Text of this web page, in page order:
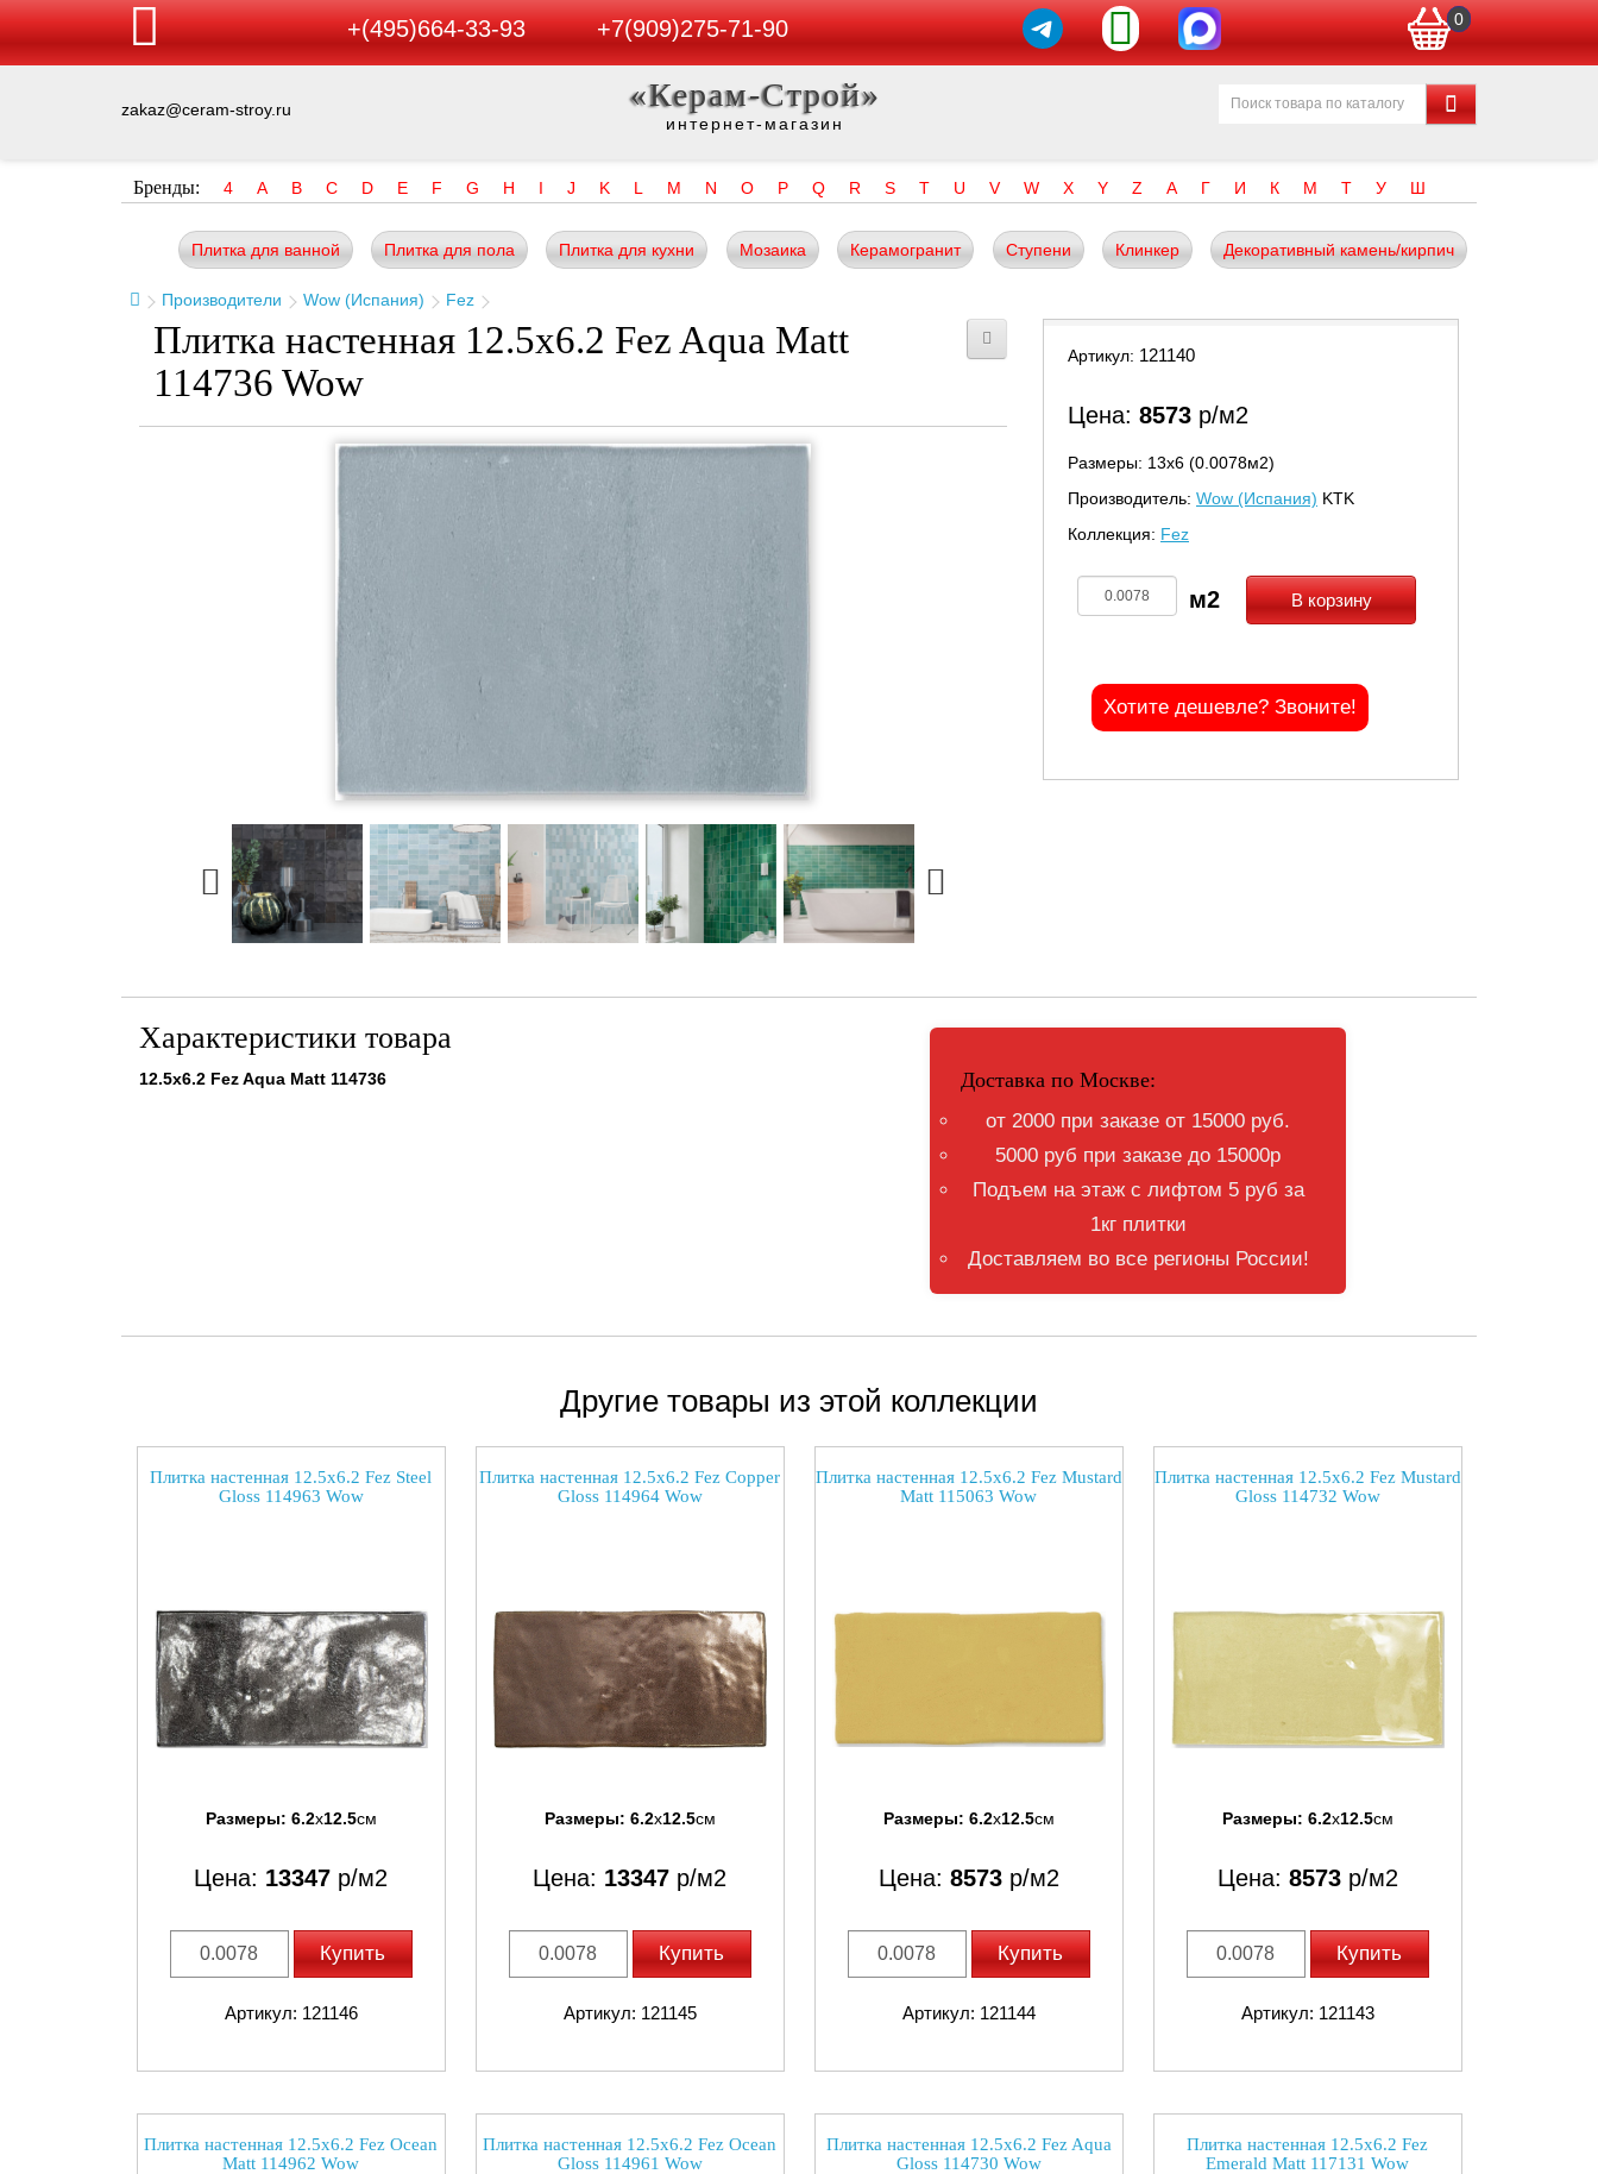
+(495)664-33-93 +7(909)275-71-90 0
zakaz@ceram-stroy.ru «Керам-Строй»
интернет-магазин
Бренды: 4 A B C D E F G H I J K L M N O P Q R S T U V W X Y Z А Г И К М Т У Ш
Плитка для ванной Плитка для пола Плитка для кухни Мозаика Керамогранит Ступени Клинкер Декоративный камень/кирпич
Производители Wow (Испания) Fez
Плитка настенная 12.5x6.2 Fez Aqua Matt
114736 Wow
Артикул: 121140
Цена: 8573 р/м2
Размеры: 13х6 (0.0078м2)
Производитель: Wow (Испания) KTK
Коллекция: Fez
В корзину
Хотите дешевле? Звоните!
Характеристики товара
12.5x6.2 Fez Aqua Matt 114736 Доставка по Москве:
от 2000 при заказе от 15000 руб.
5000 руб при заказе до 15000р
Подъем на этаж с лифтом 5 руб за
1кг плитки
Доставляем во все регионы России!
Другие товары из этой коллекции
Плитка настенная 12.5x6.2 Fez Steel
Gloss 114963 Wow
Размеры: 6.2x12.5см
Цена: 13347 р/м2
Купить
Артикул: 121146
Плитка настенная 12.5x6.2 Fez Copper
Gloss 114964 Wow
Размеры: 6.2x12.5см
Цена: 13347 р/м2
Купить
Артикул: 121145
Плитка настенная 12.5x6.2 Fez Mustard
Matt 115063 Wow
Размеры: 6.2x12.5см
Цена: 8573р/м2
Купить
Артикул: 121144
Плитка настенная 12.5x6.2 Fez Mustard
Gloss 114732 Wow
Размеры: 6.2x12.5см
Цена: 8573р/м2
Купить
Артикул: 121143
Плитка настенная 12.5x6.2 Fez Ocean
Matt 114962 Wow
Плитка настенная 12.5x6.2 Fez Ocean
Gloss 114961 Wow
Плитка настенная 12.5x6.2 Fez Aqua
Gloss 114730 Wow
Плитка настенная 12.5x6.2 Fez
Emerald Matt 117131 Wow